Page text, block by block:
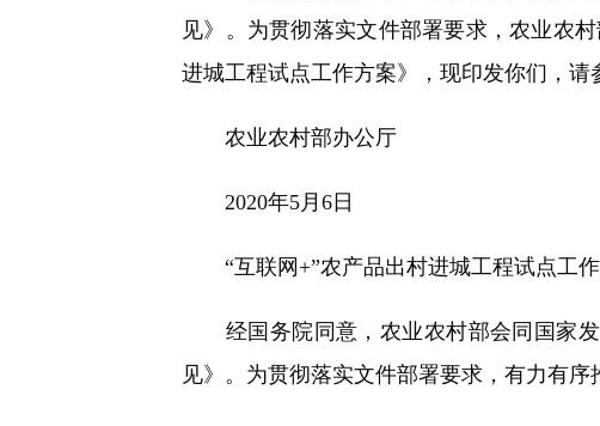
见》。为贯彻落实文件部署要求，农业农
进城工程试点工作方案》，现印发你们，请
农业农村部办公厅
2020年5月6日
“互联网+”农产品出村进城工程试点工
经国务院同意，农业农村部会同国家发
见》。为贯彻落实文件部署要求，有力有序